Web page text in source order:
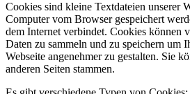
Cookies sind kleine Textdateien unserer
Computer vom Browser gespeichert
dem Internet verbindet. Cookies können
Daten zu sammeln und zu speichern um
Webseite angenehmer zu gestalten. Sie
anderen Seiten stammen.